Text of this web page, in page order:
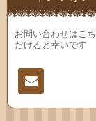
お問い合わせはこ
だけると幸いです
連絡